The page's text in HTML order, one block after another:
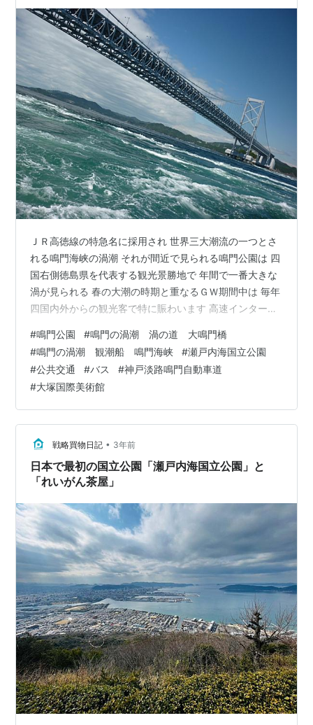
ＪＲ高徳線の特急名に採用され 世界三大潮流の一つとさ
れる鳴門海峡の渦潮 それが間近で見られる鳴門公園は 四
国右側徳島県を代表する観光景勝地で 年間で一番大きな
渦が見られる 春の大潮の時期と重なるＧＷ期間中は 毎年
四国内外からの観光客で特に賑わいます 高速インターに
に満車御礼になり 駐車待ちの車列が普段以上に長くなり
がちです 特に鳴門公園最寄の 神戸淡路鳴門自動車道鳴門
北ＩＣとの間で 渋滞が予想されており、混雑対策として
５月３日（金） ～６日（月・振休）の４日間 周辺部に臨
時駐車場が設けられ 臨時駐車場と公園内主要スポットを
周回する シャトル…
#鳴門公園 #鳴門の渦潮 渦の道 大鳴門橋
#鳴門の渦潮 観潮船 鳴門海峡 #瀬戸内海国立公園
#公共交通 #バス #神戸淡路鳴門自動車道
#大塚国際美術館
戦略買物日記 • 3年前
日本で最初の国立公園「瀬戸内海国立公園」と
「れいがん茶屋」